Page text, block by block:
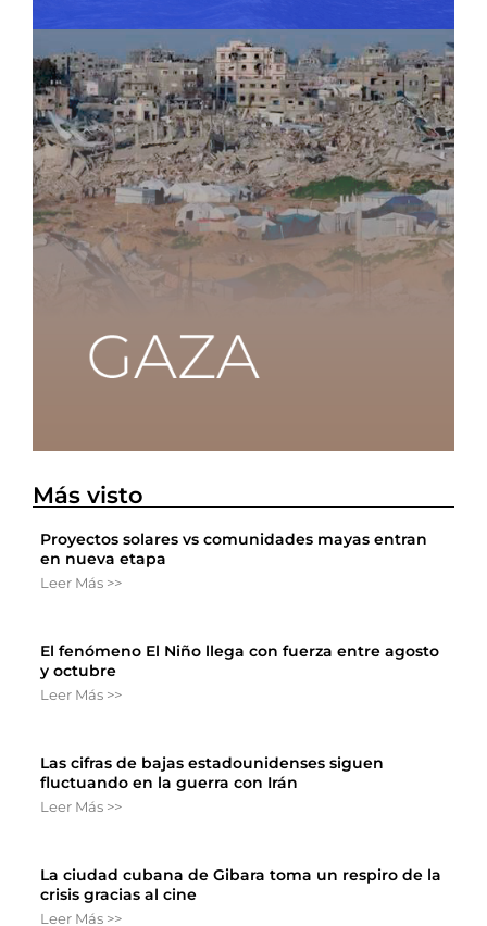
Más visto
Proyectos solares vs comunidades mayas entran
en nueva etapa
Leer Más >>
El fenómeno El Niño llega con fuerza entre agosto
y octubre
Leer Más >>
Las cifras de bajas estadounidenses siguen
fluctuando en la guerra con Irán
Leer Más >>
La ciudad cubana de Gibara toma un respiro de la
crisis gracias al cine
Leer Más >>